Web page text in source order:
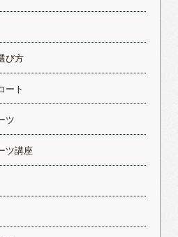
び方
ート
ツ
ツ講座